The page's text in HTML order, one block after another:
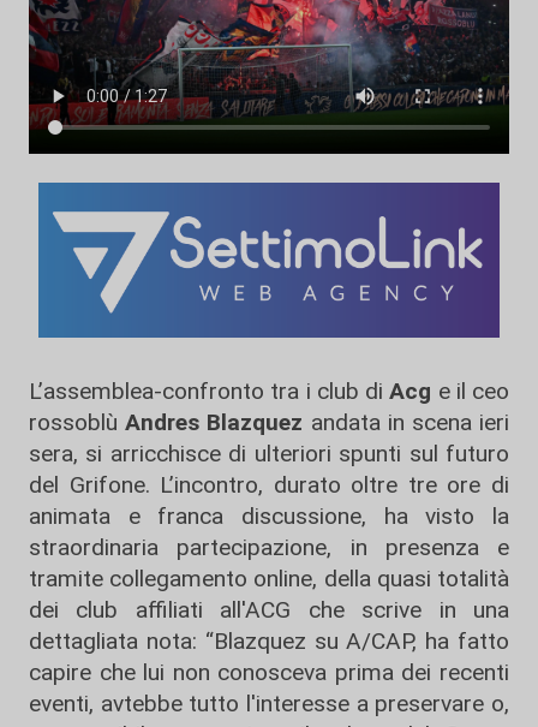
L’assemblea-confronto tra i club diAcg e il ceo
rossoblùAndres Blazquez andata in scena ieri
sera, si arricchisce di ulteriori spunti sul futuro
del Grifone. L’incontro, durato oltre tre ore di
animata e franca discussione, ha visto la
straordinaria partecipazione, in presenza e
tramite collegamento online, della quasi totalità
dei club affiliati all'ACG che scrive in una
dettagliata nota: “Blazquez su A/CAP, ha fatto
capire che lui non conosceva prima dei recenti
eventi, avtebbe tutto l'interesse a preservare o,